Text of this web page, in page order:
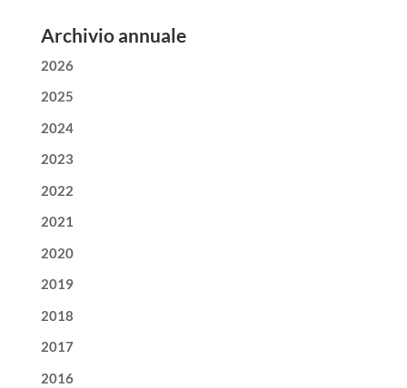
Archivio annuale
2026
2025
2024
2023
2022
2021
2020
2019
2018
2017
2016